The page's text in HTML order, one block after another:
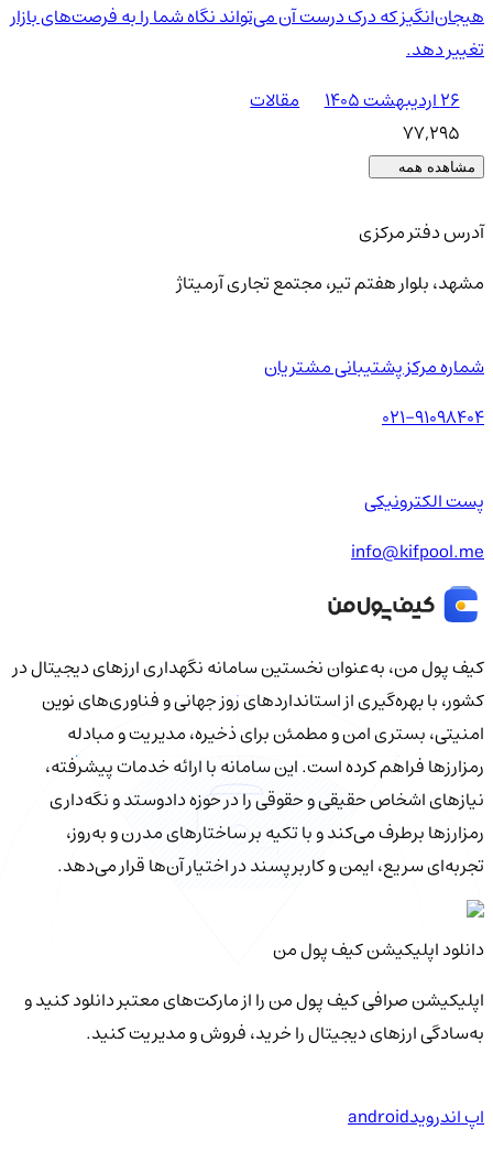
هیجان‌انگیز که درک درست آن می‌تواند نگاه شما را به فرصت‌های بازار
تغییر دهد.
۲۶ اردیبهشت ۱۴۰۵
مقالات
77,295
مشاهده همه
آدرس دفتر مرکزی
مشهد، بلوار هفتم تیر، مجتمع تجاری آرمیتاژ
شماره مرکز پشتیبانی مشتریان
021-91098404
پست الکترونیکی
info@kifpool.me
کیف‌ پول من، به‌عنوان نخستین سامانه نگهداری ارزهای دیجیتال در
کشور، با بهره‌گیری از استانداردهای روز جهانی و فناوری‌های نوین
امنیتی، بستری امن و مطمئن برای ذخیره، مدیریت و مبادله
رمزارزها فراهم کرده است. این سامانه با ارائه خدمات پیشرفته،
نیازهای اشخاص حقیقی و حقوقی را در حوزه دادوستد و نگه‌داری
رمزارزها برطرف می‌کند و با تکیه بر ساختارهای مدرن و به‌روز،
تجربه‌ای سریع، ایمن و کاربرپسند در اختیار آن‌ها قرار می‌دهد.
دانلود اپلیکیشن کیف‌ پول من
اپلیکیشن صرافی کیف پول من را از مارکت‌های معتبر دانلود کنید و
به‌سادگی ارزهای دیجیتال را خرید، فروش و مدیریت کنید.
اپ اندرویدandroid